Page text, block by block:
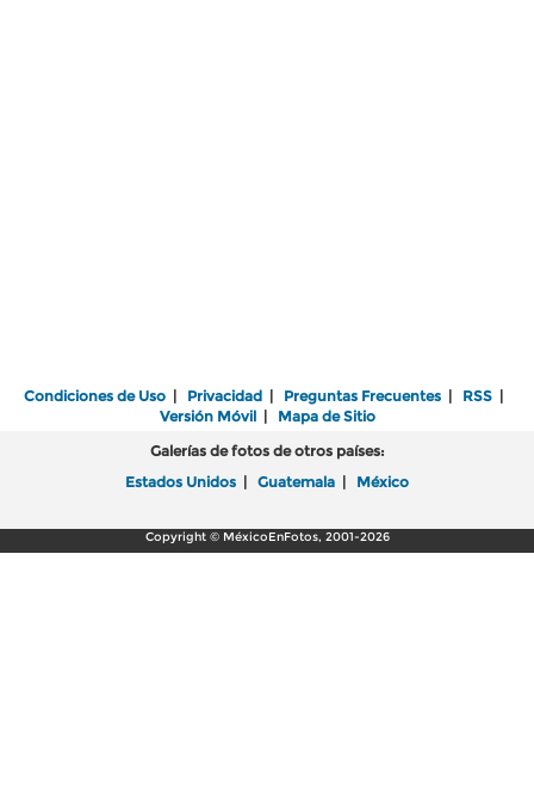
Condiciones de Uso | Privacidad | Preguntas Frecuentes | RSS |
Versión Móvil| Mapa de Sitio
Galerías de fotos de otros países:
Estados Unidos | Guatemala | México
Copyright © MéxicoEnFotos, 2001-2026